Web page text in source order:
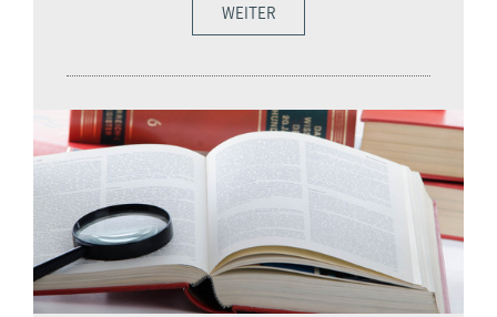
WEITER